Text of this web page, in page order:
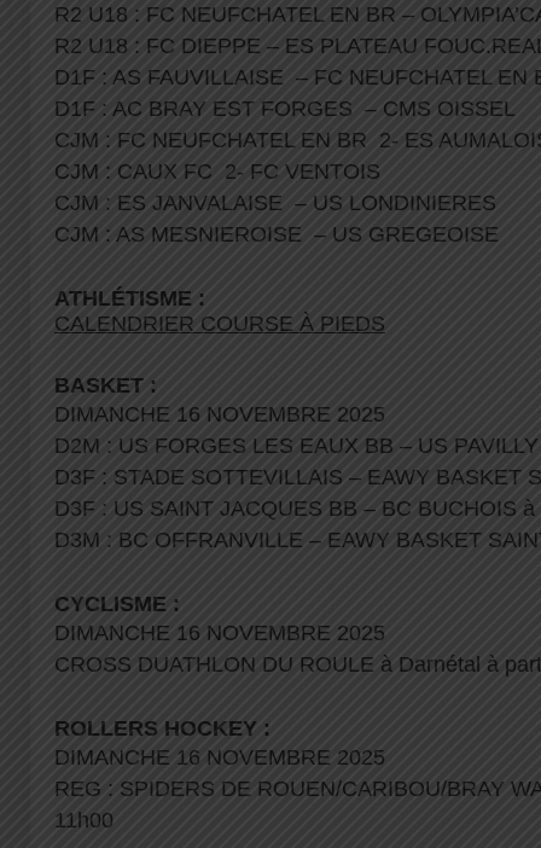
R2 U18 : FC NEUFCHATEL EN BR –
R2 U18 : FC DIEPPE – ES PLATEAU
D1F : AS FAUVILLAISE – FC NEUFCHATEL EN
D1F : AC BRAY EST FORGES – CMS OISSEL
CJM : FC NEUFCHATEL EN BR 2- ES
CJM : CAUX FC 2- FC VENTOIS
CJM : ES JANVALAISE – US LONDINIERES
CJM : AS MESNIEROISE – US GREGEOISE
ATHLÉTISME :
CALENDRIER COURSE À PIEDS
BASKET :
DIMANCHE 16 NOVEMBRE 2025
D2M : US FORGES LES EAUX BB – US
D3F : STADE SOTTEVILLAIS – EAWY BASKET
D3F : US SAINT JACQUES BB – BC BUCHOIS à
D3M : BC OFFRANVILLE – EAWY BASKET
CYCLISME :
DIMANCHE 16 NOVEMBRE 2025
CROSS DUATHLON DU ROULE à Darnétal à
ROLLERS HOCKEY :
DIMANCHE 16 NOVEMBRE 2025
REG : SPIDERS DE ROUEN/CARIBOU/BRAY
11h00